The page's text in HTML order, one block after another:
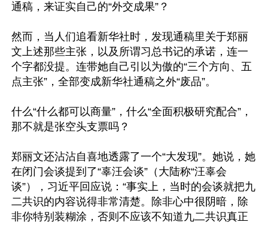
通稿，来证实自己的“外交成果”？
然而，当人们追看新华社时，发现通稿里关于郑丽
文上述那些主张，以及所谓习总书记的承诺，连一
个字都没提。连带她自己引以为傲的“三个方向、五
点主张”，全部变成新华社通稿之外“废品”。
什么“什么都可以商量”，什么“全面积极研究配合”，
那不就是张空头支票吗？
郑丽文还沾沾自喜地透露了一个“大发现”。她说，她
在闭门会谈提到了“辜汪会谈”（大陆称“汪辜会
谈”），习近平回应说：“事实上，当时的会谈就把九
二共识的内容说得非常清楚。除非心中很阴暗，除
非你特别装糊涂，否则不应该不知道九二共识真正